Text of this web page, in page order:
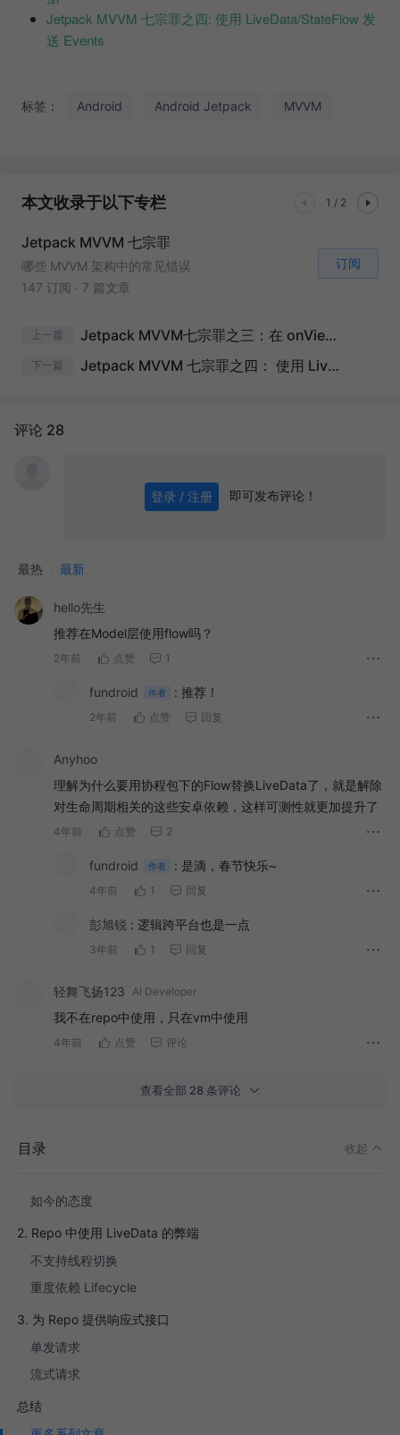
Jetpack MVVM 七宗罪之四: 使用 LiveData/StateFlow 发
送 Events
标签： Android Android Jetpack MVVM
本文收录于以下专栏 1 / 2
Jetpack MVVM 七宗罪
哪些 MVVM 架构中的常见错误
147 订阅 · 7 篇文章
订阅
上一篇 Jetpack MVVM七宗罪之三：在 onViewCreated 中加载数据
下一篇 Jetpack MVVM 七宗罪之四： 使用 LiveData/StateFlow 发送 Events
评论 28
登录 / 注册 即可发布评论！
最热 最新
hello先生
推荐在Model层使用flow吗？
2年前 点赞 1
fundroid 作者 : 推荐！
2年前 点赞 回复
Anyhoo
理解为什么要用协程包下的Flow替换LiveData了，就是解除
对生命周期相关的这些安卓依赖，这样可测性就更加提升了
4年前 点赞 2
fundroid 作者 : 是滴，春节快乐~
4年前 1 回复
彭旭锐 : 逻辑跨平台也是一点
3年前 1 回复
轻舞飞扬123 AI Developer
我不在repo中使用，只在vm中使用
4年前 点赞 评论
查看全部 28 条评论
目录 收起
前言
如今的态度
2. Repo 中使用 LiveData 的弊端
不支持线程切换
重度依赖 Lifecycle
3. 为 Repo 提供响应式接口
单发请求
流式请求
总结